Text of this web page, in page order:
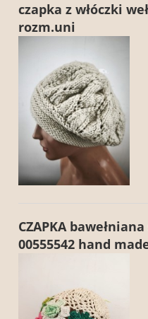
czapka z włóczki
rozm.uni
CZAPKA
00555542 hand